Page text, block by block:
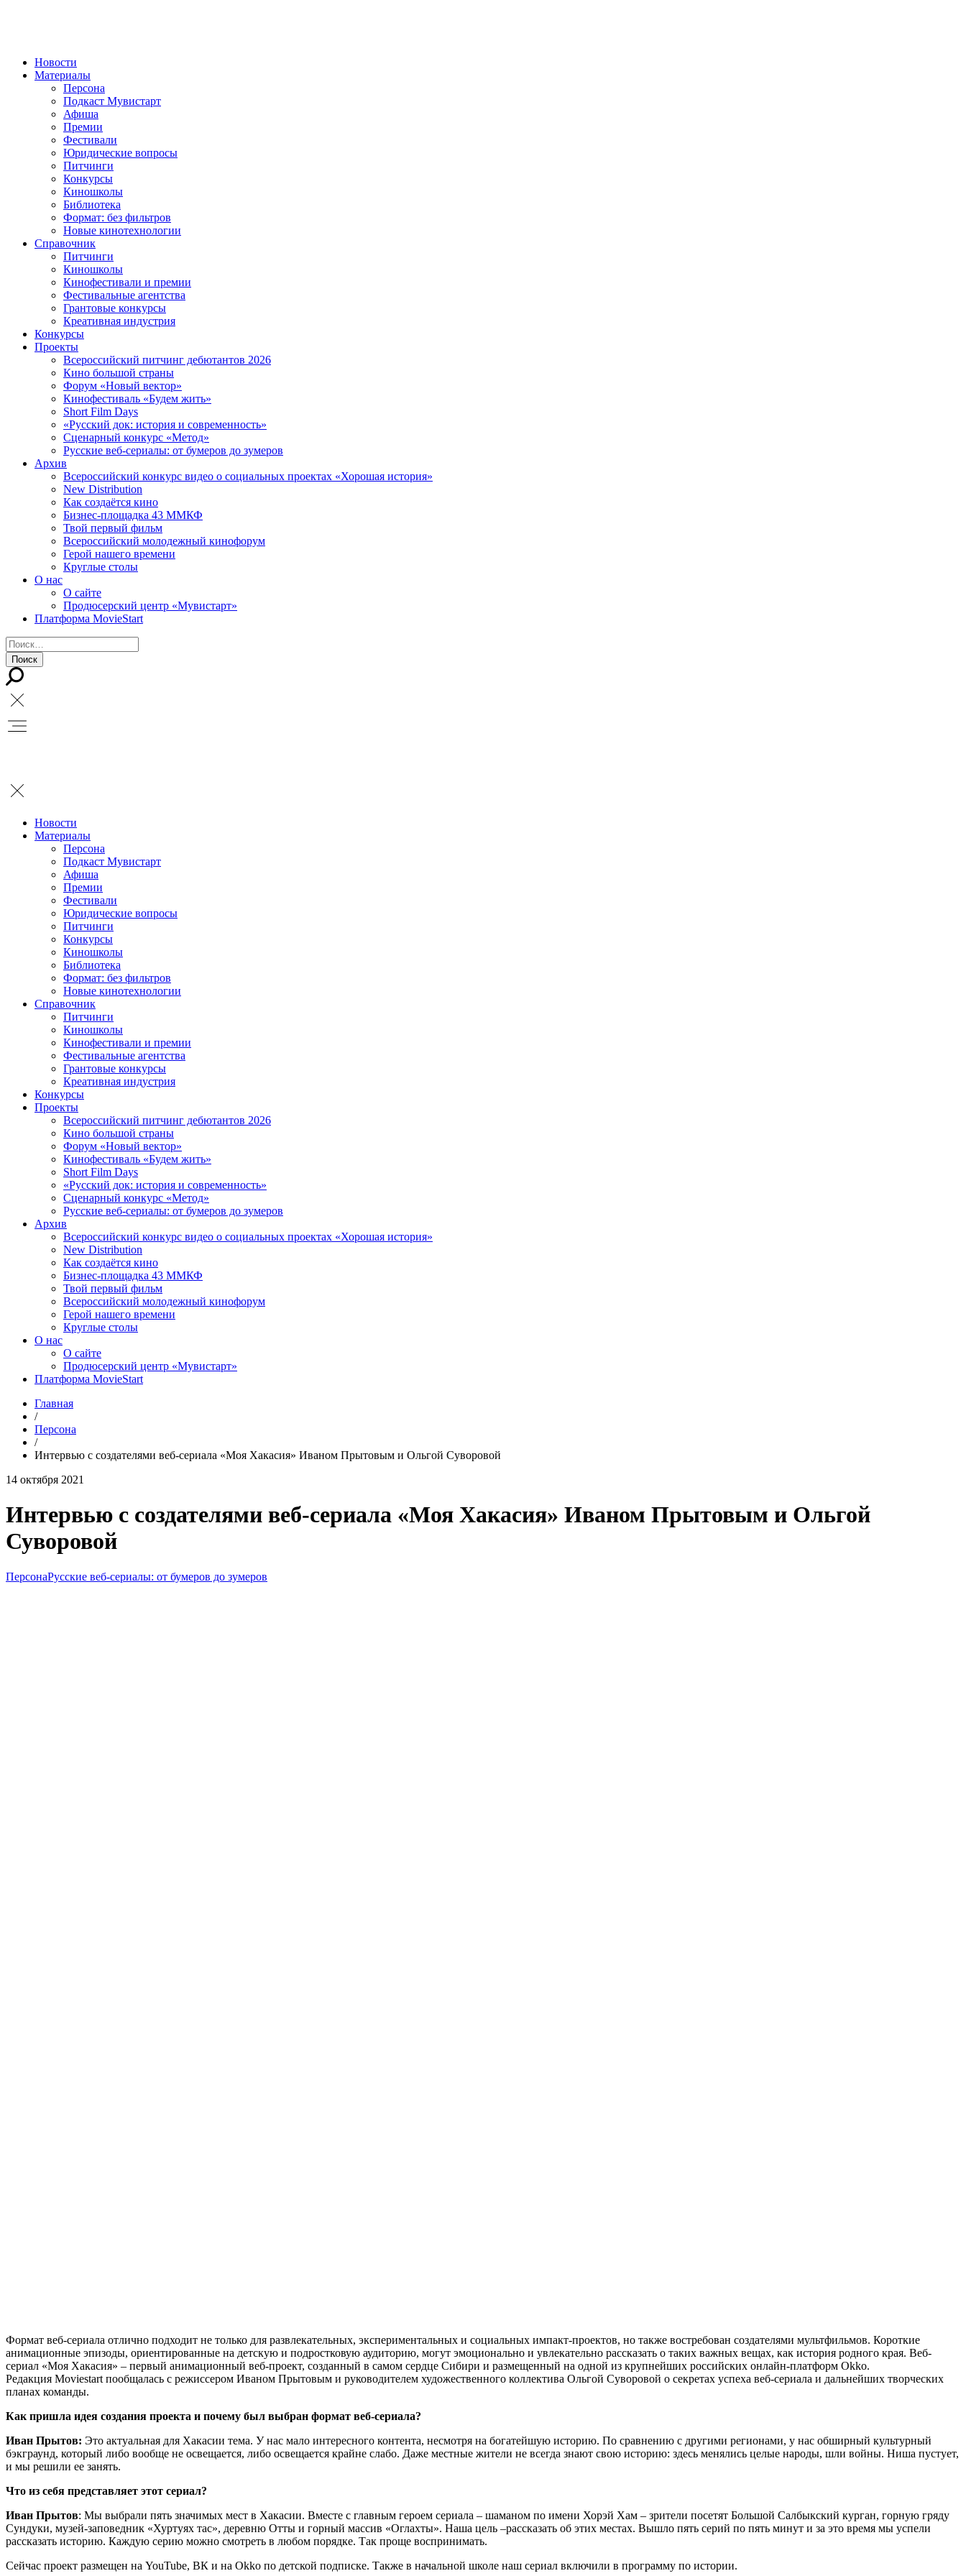
Новости
Материалы
Персона
Подкаст Мувистарт
Афиша
Премии
Фестивали
Юридические вопросы
Питчинги
Конкурсы
Киношколы
Библиотека
Формат: без фильтров
Новые кинотехнологии
Справочник
Питчинги
Киношколы
Кинофестивали и премии
Фестивальные агентства
Грантовые конкурсы
Креативная индустрия
Конкурсы
Проекты
Всероссийский питчинг дебютантов 2026
Кино большой страны
Форум «Новый вектор»
Кинофестиваль «Будем жить»
Short Film Days
«Русский док: история и современность»
Сценарный конкурс «Метод»
Русские веб-сериалы: от бумеров до зумеров
Архив
Всероссийский конкурс видео о социальных проектах «Хорошая история»
New Distribution
Как создаётся кино
Бизнес-площадка 43 ММКФ
Твой первый фильм
Всероссийский молодежный кинофорум
Герой нашего времени
Круглые столы
О нас
О сайте
Продюсерский центр «Мувистарт»
Платформа MovieStart
Новости
Материалы
Персона
Подкаст Мувистарт
Афиша
Премии
Фестивали
Юридические вопросы
Питчинги
Конкурсы
Киношколы
Библиотека
Формат: без фильтров
Новые кинотехнологии
Справочник
Питчинги
Киношколы
Кинофестивали и премии
Фестивальные агентства
Грантовые конкурсы
Креативная индустрия
Конкурсы
Проекты
Всероссийский питчинг дебютантов 2026
Кино большой страны
Форум «Новый вектор»
Кинофестиваль «Будем жить»
Short Film Days
«Русский док: история и современность»
Сценарный конкурс «Метод»
Русские веб-сериалы: от бумеров до зумеров
Архив
Всероссийский конкурс видео о социальных проектах «Хорошая история»
New Distribution
Как создаётся кино
Бизнес-площадка 43 ММКФ
Твой первый фильм
Всероссийский молодежный кинофорум
Герой нашего времени
Круглые столы
О нас
О сайте
Продюсерский центр «Мувистарт»
Платформа MovieStart
Главная
/
Персона
/
Интервью с создателями веб-сериала «Моя Хакасия» Иваном Прытовым и Ольгой Суворовой
14 октября 2021
Интервью с создателями веб-сериала «Моя Хакасия» Иваном Прытовым и Ольгой
Суворовой
ПерсонаРусские веб-сериалы: от бумеров до зумеров
Формат веб-сериала отлично подходит не только для развлекательных, экспериментальных и социальных импакт-проектов, но также востребован создателями мультфильмов. Короткие
анимационные эпизоды, ориентированные на детскую и подростковую аудиторию, могут эмоционально и увлекательно рассказать о таких важных вещах, как история родного края. Веб-
сериал «Моя Хакасия» – первый анимационный веб-проект, созданный в самом сердце Сибири и размещенный на одной из крупнейших российских онлайн-платформ Okko.
Редакция Moviestart пообщалась с режиссером Иваном Прытовым и руководителем художественного коллектива Ольгой Суворовой о секретах успеха веб-сериала и дальнейших творческих
планах команды.
Как пришла идея создания проекта и почему был выбран формат веб-сериала?
Иван Прытов: Это актуальная для Хакасии тема. У нас мало интересного контента, несмотря на богатейшую историю. По сравнению с другими регионами, у нас обширный культурный
бэкграунд, который либо вообще не освещается, либо освещается крайне слабо. Даже местные жители не всегда знают свою историю: здесь менялись целые народы, шли войны. Ниша пустует,
и мы решили ее занять.
Что из себя представляет этот сериал?
Иван Прытов: Мы выбрали пять значимых мест в Хакасии. Вместе с главным героем сериала – шаманом по имени Хорэй Хам – зрители посетят Большой Салбыкский курган, горную гряду
Сундуки, музей-заповедник «Хуртуях тас», деревню Отты и горный массив «Оглахты». Наша цель –рассказать об этих местах. Вышло пять серий по пять минут и за это время мы успели
рассказать историю. Каждую серию можно смотреть в любом порядке. Так проще воспринимать.
Сейчас проект размещен на YouTube, ВК и на Okko по детской подписке. Также в начальной школе наш сериал включили в программу по истории.